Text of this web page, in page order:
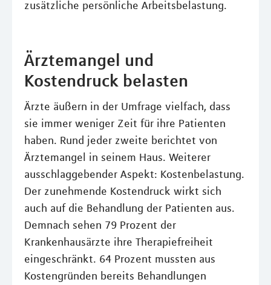
zusätzliche persönliche Arbeitsbelastung.
Ärztemangel und
Kostendruck belasten
Ärzte äußern in der Umfrage vielfach, dass
sie immer weniger Zeit für ihre Patienten
haben. Rund jeder zweite berichtet von
Ärztemangel in seinem Haus. Weiterer
ausschlaggebender Aspekt: Kostenbelastung.
Der zunehmende Kostendruck wirkt sich
auch auf die Behandlung der Patienten aus.
Demnach sehen 79 Prozent der
Krankenhausärzte ihre Therapiefreiheit
eingeschränkt. 64 Prozent mussten aus
Kostengründen bereits Behandlungen